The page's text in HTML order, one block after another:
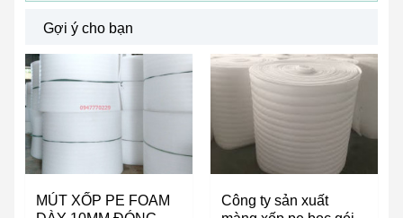
Gợi ý cho bạn
MÚT XỐP PE FOAM
Công ty sản xuất